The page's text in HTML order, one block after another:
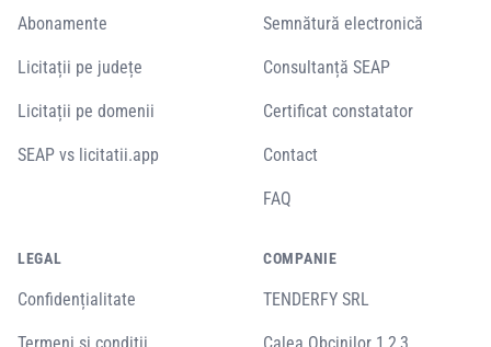
Abonamente
Licitații pe județe
Licitații pe domenii
SEAP vs licitatii.app
Semnătură electronică
Consultanță SEAP
Certificat constatator
Contact
FAQ
LEGAL
Confidențialitate
COMPANIE
TENDERFY SRL